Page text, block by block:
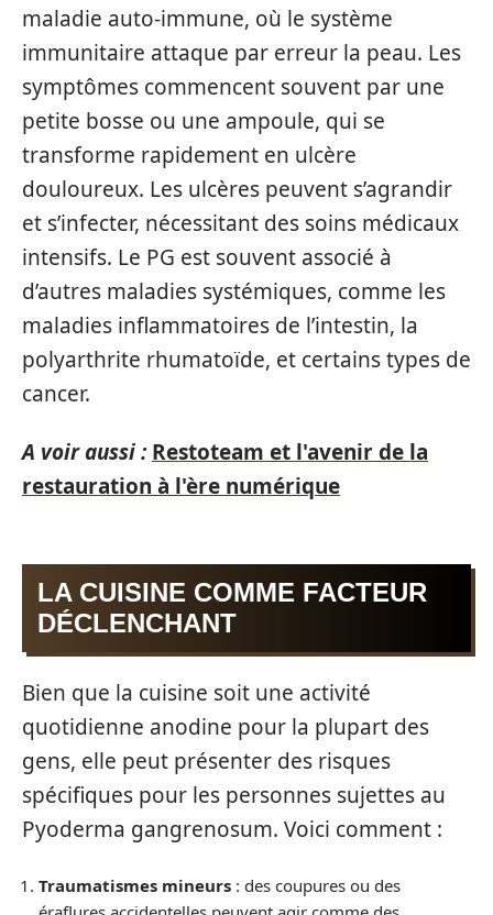
maladie auto-immune, où le système
immunitaire attaque par erreur la peau. Les
symptômes commencent souvent par une
petite bosse ou une ampoule, qui se
transforme rapidement en ulcère
douloureux. Les ulcères peuvent s’agrandir
et s’infecter, nécessitant des soins médicaux
intensifs. Le PG est souvent associé à
d’autres maladies systémiques, comme les
maladies inflammatoires de l’intestin, la
polyarthrite rhumatoïde, et certains types de
cancer.
A voir aussi : Restoteam et l'avenir de la
restauration à l'ère numérique
LA CUISINE COMME FACTEUR
DÉCLENCHANT
Bien que la cuisine soit une activité
quotidienne anodine pour la plupart des
gens, elle peut présenter des risques
spécifiques pour les personnes sujettes au
Pyoderma gangrenosum. Voici comment :
Traumatismes mineurs : des coupures ou des